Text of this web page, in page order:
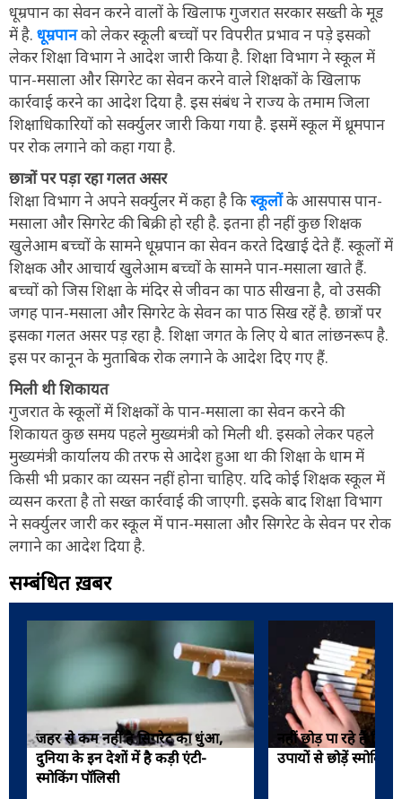
धूम्रपान का सेवन करने वालों के खिलाफ गुजरात सरकार सख्ती के मूड
में है. धूम्रपानको लेकर स्कूली बच्चों पर विपरीत प्रभाव न पड़े इसको
लेकर शिक्षा विभाग ने आदेश जारी किया है. शिक्षा विभाग ने स्कूल में
पान-मसाला और सिगरेट का सेवन करने वाले शिक्षकों के खिलाफ
कार्रवाई करने का आदेश दिया है. इस संबंध ने राज्य के तमाम जिला
शिक्षाधिकारियों को सर्क्युलर जारी किया गया है. इसमें स्कूल में ध्रूमपान
पर रोक लगाने को कहा गया है.
छात्रों पर पड़ा रहा गलत असर
शिक्षा विभाग ने अपने सर्क्युलर में कहा है किस्कूलोंके आसपास पान-
मसाला और सिगरेट की बिक्री हो रही है. इतना ही नहीं कुछ शिक्षक
खुलेआम बच्चों के सामने धूम्रपान का सेवन करते दिखाई देते हैं. स्कूलों में
शिक्षक और आचार्य खुलेआम बच्चों के सामने पान-मसाला खाते हैं.
बच्चों को जिस शिक्षा के मंदिर से जीवन का पाठ सीखना है, वो उसकी
जगह पान-मसाला और सिगरेट के सेवन का पाठ सिख रहें है. छात्रों पर
इसका गलत असर पड़ रहा है. शिक्षा जगत के लिए ये बात लांछनरूप है.
इस पर कानून के मुताबिक रोक लगाने के आदेश दिए गए हैं.
मिली थी शिकायत
गुजरात के स्कूलों में शिक्षकों के पान-मसाला का सेवन करने की
शिकायत कुछ समय पहले मुख्यमंत्री को मिली थी. इसको लेकर पहले
मुख्यमंत्री कार्यालय की तरफ से आदेश हुआ था की शिक्षा के धाम में
किसी भी प्रकार का व्यसन नहीं होना चाहिए. यदि कोई शिक्षक स्कूल में
व्यसन करता है तो सख्त कार्रवाई की जाएगी. इसके बाद शिक्षा विभाग
ने सर्क्युलर जारी कर स्कूल में पान-मसाला और सिगरेट के सेवन पर रोक
लगाने का आदेश दिया है.
सम्बंधित ख़बरें
जहर से कम नहीं है सिगरेट का धुंआ,
दुनिया के इन देशों में है कड़ी एंटी-
स्मोकिंग पॉलिसी
नहीं छोड़ पा रहे हैं
उपायों से छोड़ें स्मोकिंग